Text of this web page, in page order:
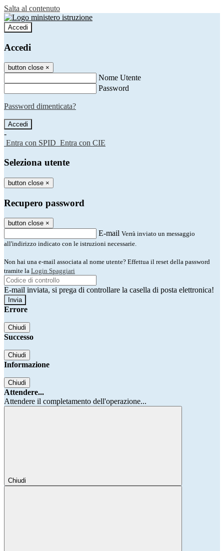
Salta al contenuto
Accedi
Accedi
button close ×
Nome Utente
Password
Password dimenticata?
-
Entra con SPID Entra con CIE
Seleziona utente
button close ×
Recupero password
button close ×
E-mail Verrà inviato un messaggio
all'indirizzo indicato con le istruzioni necessarie.
Non hai una e-mail associata al nome utente? Effettua il reset della password
tramite la Login Spaggiari
E-mail inviata, si prega di controllare la casella di posta elettronica!
Errore
Chiudi
Successo
Chiudi
Informazione
Chiudi
Attendere...
Attendere il completamento dell'operazione...
Chiudi